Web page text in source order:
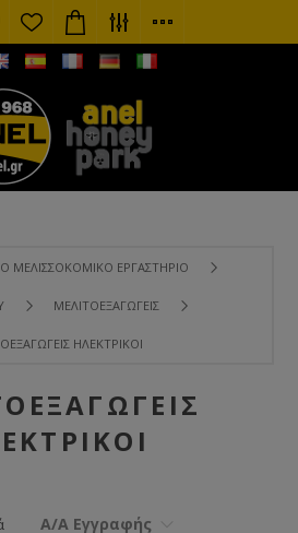
ΜΕΛΙΣΣΟΚΟΜΙΚΌ ΕΡΓΑΣΤΉΡΙΟ
ΜΕΛΙΤΟΕΞΑΓΩΓΕΊΣ
ΗΛΕΚΤΡΙΚΟΊ
Α/Α Εγγραφής